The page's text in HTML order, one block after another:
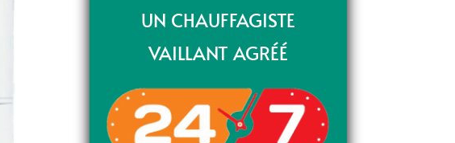
UN CHAUFFAGISTE
VAILLANT AGRÉÉ